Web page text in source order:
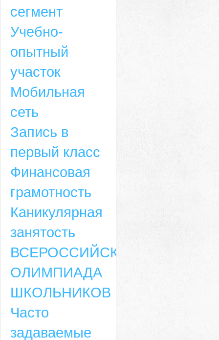
сегмент
Учебно-
опытный
участок
Мобильная
сеть
Запись в
первый класс
Финансовая
грамотность
Каникулярная
занятость
ВСЕРОССИЙСКАЯ
ОЛИМПИАДА
ШКОЛЬНИКОВ
Часто
задаваемые